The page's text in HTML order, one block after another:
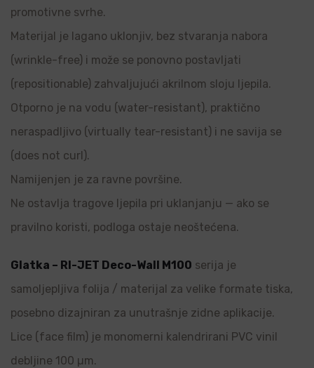
promotivne svrhe.
Materijal je lagano uklonjiv, bez stvaranja nabora
(wrinkle-free) i može se ponovno postavljati
(repositionable) zahvaljujući akrilnom sloju ljepila.
Otporno je na vodu (water-resistant), praktično
neraspadljivo (virtually tear-resistant) i ne savija se
(does not curl).
Namijenjen je za ravne površine.
Ne ostavlja tragove ljepila pri uklanjanju — ako se
pravilno koristi, podloga ostaje neoštećena.
Glatka – RI-JET Deco-Wall M100 serija je
samoljepljiva folija / materijal za velike formate tiska,
posebno dizajniran za unutrašnje zidne aplikacije.
Lice (face film) je monomerni kalendrirani PVC vinil
debljine 100 µm.